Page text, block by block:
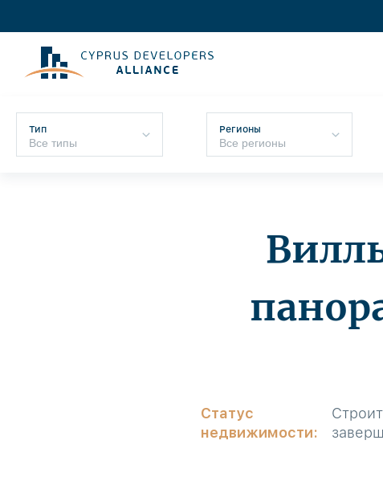
Тип Регионы
Статус
недвижимости: